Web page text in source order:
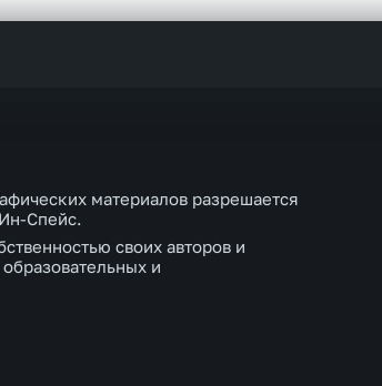
материалов разрешается
Спейс.
своих авторов и
и